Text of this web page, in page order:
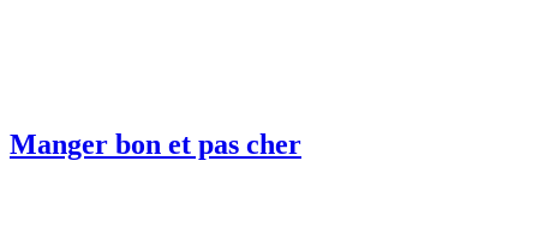
Manger bon et pas cher